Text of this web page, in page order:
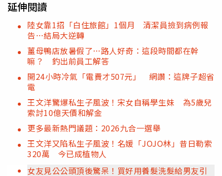
延伸閱讀
陸女靠1招「白住旅館」1個月 清潔員撿到病例報
告…結局大逆轉
薑母鴨店放暑假了…路人好奇：這段時間都在幹
嘛？ 釣出前員工解答
開24小時冷氣「電費才507元」 網讚：這牌子超省
電
王文洋驚爆私生子風波！宋女自稱學生妹 為5歲兒
索討10億天價和解金
更多最新熱門議題：2026九合一選舉
王文洋又陷私生子風波！名媛「JOJO林」昔日勒索
320萬 今已成植物人
女友見公公頭頂後驚呆！買好用養髮洗髮給男友引